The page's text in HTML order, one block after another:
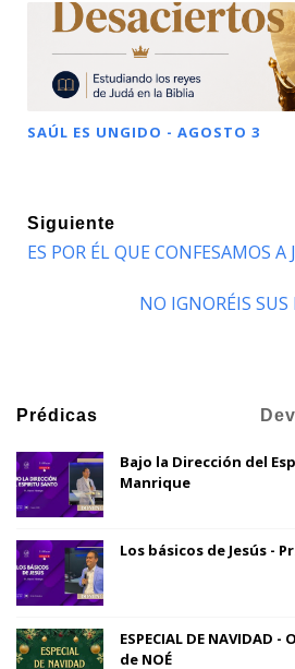
SAÚL ES UNGIDO - AGOSTO 3
Siguiente
ES POR ÉL QUE CONFESAMOS A
NO IGNORÉIS SUS
Prédicas
Bajo la Dirección del
Manrique
Los básicos de Jesús -
ESPECIAL DE NAVIDAD
de NOÉ